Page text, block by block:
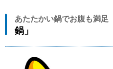
あたたかい鍋でお腹も満足
鍋」